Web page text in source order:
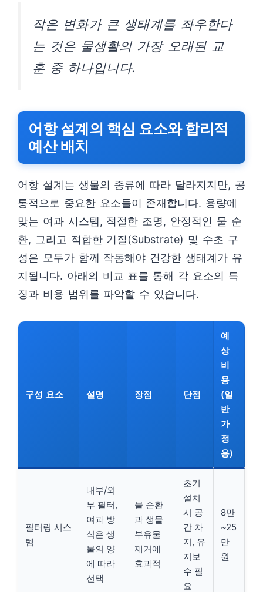
작은 변화가 큰 생태계를 좌우한다
는 것은 물생활의 가장 오래된 교
훈 중 하나입니다.
어항 설계의 핵심 요소와 합리적
예산 배치
어항 설계는 생물의 종류에 따라 달라지지만, 공
통적으로 중요한 요소들이 존재합니다. 용량에
맞는 여과 시스템, 적절한 조명, 안정적인 물 순
환, 그리고 적합한 기질(Substrate) 및 수초 구
성은 모두가 함께 작동해야 건강한 생태계가 유
지됩니다. 아래의 비교 표를 통해 각 요소의 특
징과 비용 범위를 파악할 수 있습니다.
구성 요소 설명 장점 단점
예
상
비
용
(일
반
가
정
용)
필터링 시스
템
내부/외
부 필터,
여과 방
식은 생
물의 양
에 따라
선택
물 순환
과 생물
부유물
제거에
효과적
초기
설치
시 공
간 차
지, 유
지보
수 필
요
8만
~25
만
원